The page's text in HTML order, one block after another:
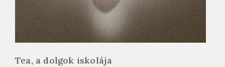
Tea, a dolgok iskolája